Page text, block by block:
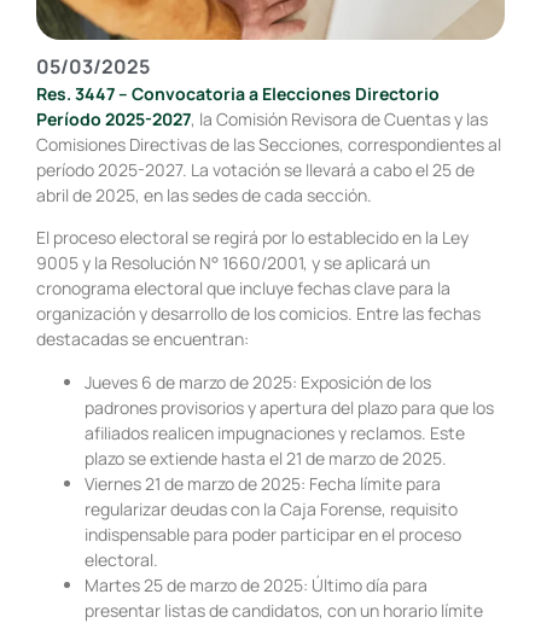
05/03/2025
Res. 3447 – Convocatoria a Elecciones Directorio
Período 2025-2027, la Comisión Revisora de Cuentas y las
Comisiones Directivas de las Secciones, correspondientes al
período 2025-2027. La votación se llevará a cabo el 25 de
abril de 2025, en las sedes de cada sección.
El proceso electoral se regirá por lo establecido en la Ley
9005 y la Resolución N° 1660/2001, y se aplicará un
cronograma electoral que incluye fechas clave para la
organización y desarrollo de los comicios. Entre las fechas
destacadas se encuentran:
Jueves 6 de marzo de 2025: Exposición de los
padrones provisorios y apertura del plazo para que los
afiliados realicen impugnaciones y reclamos. Este
plazo se extiende hasta el 21 de marzo de 2025.
Viernes 21 de marzo de 2025: Fecha límite para
regularizar deudas con la Caja Forense, requisito
indispensable para poder participar en el proceso
electoral.
Martes 25 de marzo de 2025: Último día para
presentar listas de candidatos, con un horario límite